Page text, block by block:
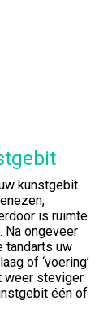
kunstgebit
is ruimte
Na ongeveer
tandarts uw
of ‘voering’
weer steviger
één of